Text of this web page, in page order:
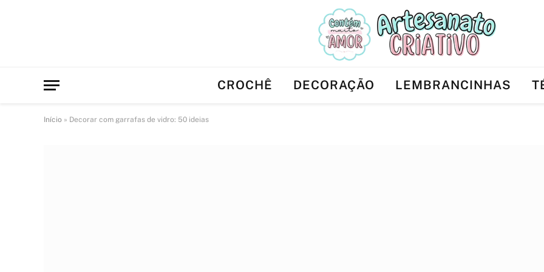
CROCHÊ DECORAÇÃO LEMBRANCINHAS
Início » Decorar com garrafas de vidro: 50 ideias